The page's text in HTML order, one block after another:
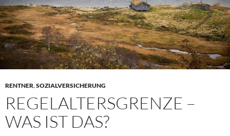
RENTNER,SOZIALVERSICHERUNG
REGELALTERSGRENZE –
WAS IST DAS?